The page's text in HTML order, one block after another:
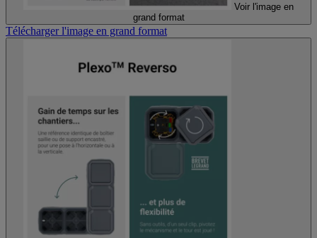
Voir l'image en
grand format
Télécharger l'image en grand format